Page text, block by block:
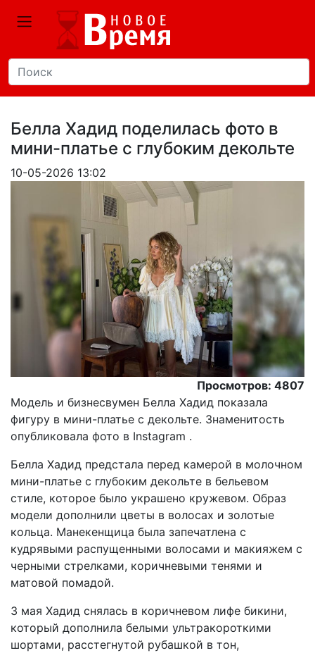
Белла Хадид поделилась фото в
мини-платье с глубоким декольте
10-05-2026 13:02
Просмотров: 4807
Модель и бизнесвумен Белла Хадид показала
фигуру в мини-платье с декольте. Знаменитость
опубликовала фото в Instagram .
Белла Хадид предстала перед камерой в молочном
мини-платье с глубоким декольте в бельевом
стиле, которое было украшено кружевом. Образ
модели дополнили цветы в волосах и золотые
кольца. Манекенщица была запечатлена с
кудрявыми распущенными волосами и макияжем с
черными стрелками, коричневыми тенями и
матовой помадой.
3 мая Хадид снялась в коричневом лифе бикини,
который дополнила белыми ультракороткими
шортами, расстегнутой рубашкой в тон,